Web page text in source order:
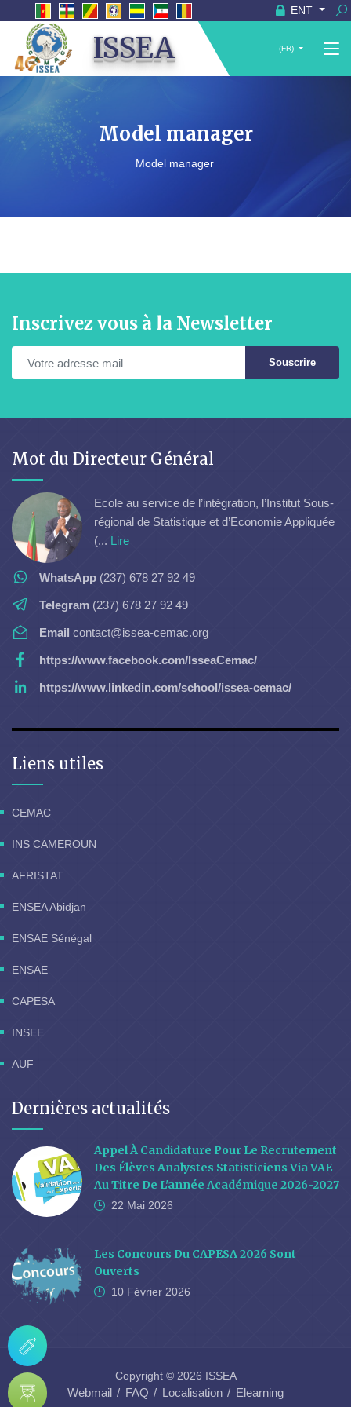
ENT
ISSEA (FR)
Model manager
Model manager
Inscrivez vous à la Newsletter
Souscrire
Mot du Directeur Général
Ecole au service de l’intégration, l’Institut Sous-
régional de Statistique et d’Economie Appliquée
(... Lire
WhatsApp (237) 678 27 92 49
Telegram (237) 678 27 92 49
Email contact@issea-cemac.org
https://www.facebook.com/IsseaCemac/
https://www.linkedin.com/school/issea-cemac/
Liens utiles
CEMAC
INS CAMEROUN
AFRISTAT
ENSEA Abidjan
ENSAE Sénégal
ENSAE
CAPESA
INSEE
AUF
Dernières actualités
Appel À Candidature Pour Le Recrutement
Des Élèves Analystes Statisticiens Via VAE
Au Titre De L'année Académique 2026-2027
22 Mai 2026
Les Concours Du CAPESA 2026 Sont
Ouverts
10 Février 2026
Copyright © 2026 ISSEA
Webmail FAQ Localisation Elearning